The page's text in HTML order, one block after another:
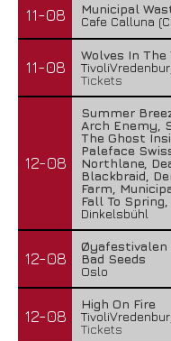
11-08
Municipal
Cafe Calluna
11-08
Wolves In The
Tickets
12-08
Summer
Arch Enemy,
The Ghost
Paleface
Northlane,
Blackbraid,
Farm,
Fall To
Dinkelsbühl
12-08
Øyafestivalen
Bad Seeds
Oslo
12-08
High On Fire
Tickets